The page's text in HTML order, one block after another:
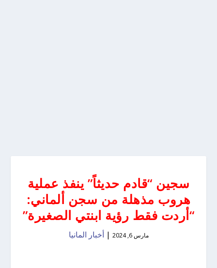
سجين “قادم حديثاً” ينفذ عملية
هروب مذهلة من سجن ألماني:
“أردت فقط رؤية ابنتي الصغيرة”
مارس 6, 2024 |أخبار المانيا